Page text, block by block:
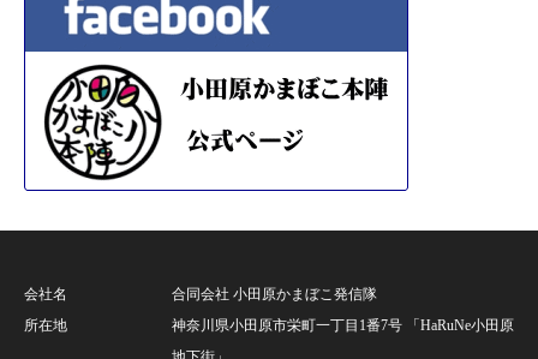
会社名
合同会社 小田原かまぼこ発信隊
所在地
神奈川県小田原市栄町一丁目1番7号 「HaRuNe小田原